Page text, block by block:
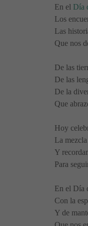
En el Día
Los
Las
Que nos
De las
De las
De la
Que
Hoy
La
Y
Para
En el Día
Con la
Y de